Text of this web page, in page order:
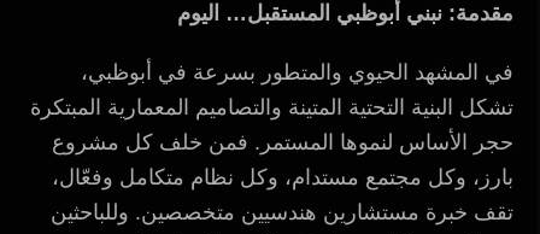
مقدمة: نبني أبوظبي المستقبل… اليوم
في المشهد الحيوي والمتطور بسرعة في أبوظبي،
تشكل البنية التحتية المتينة والتصاميم المعمارية المبتكرة
حجر الأساس لنموها المستمر. فمن خلف كل مشروع
بارز، وكل مجتمع مستدام، وكل نظام متكامل وفعّال،
تقف خبرة مستشارين هندسيين متخصصين. وللباحثين